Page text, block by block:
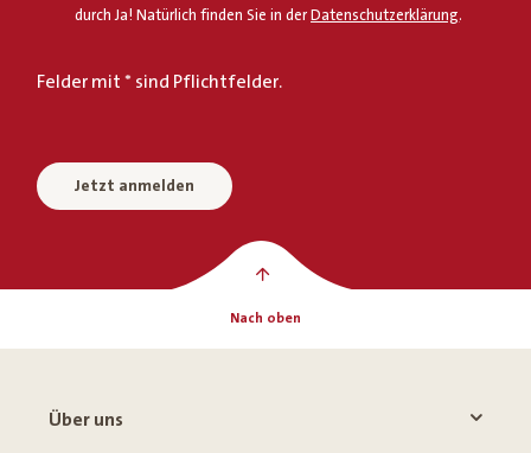
durch Ja! Natürlich finden Sie in der Datenschutzerklärung.
Felder mit * sind Pflichtfelder.
Jetzt anmelden
Nach oben
Über uns